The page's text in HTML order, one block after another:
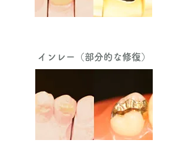
インレー（部分的な修復）